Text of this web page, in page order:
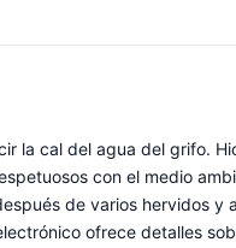
la cal del agua del grifo.
con el medio
de varios hervidos y
ofrece detalles